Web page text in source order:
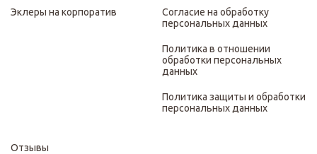
Эклеры на корпоратив
Согласие на обработку
персональных данных
Политика в отношении
обработки персональных
данных
Политика защиты и обработки
персональных данных
Отзывы